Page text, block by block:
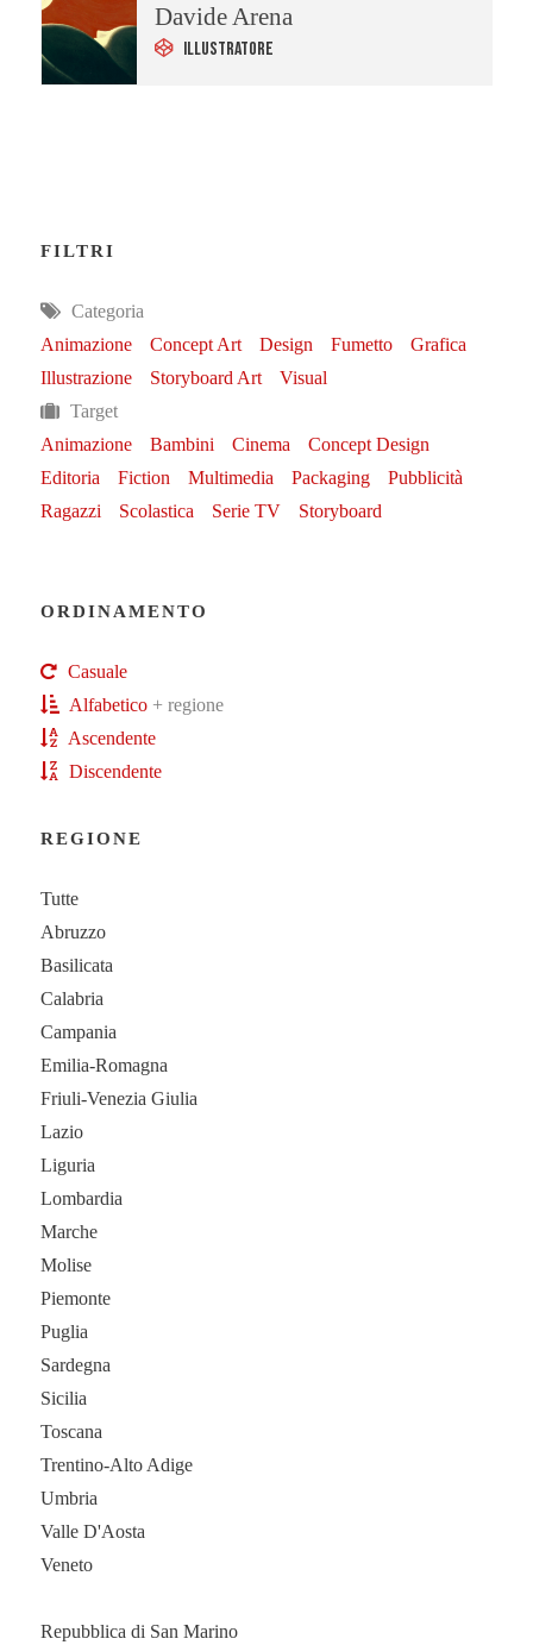
Davide Arena
Illustratore
FILTRI
Categoria
Animazione
Concept Art Design Fumetto
Grafica
Illustrazione
Storyboard Art
Visual
Target
Animazione
Bambini Cinema
Concept Design
Editoria
Fiction Multimedia Packaging
Pubblicità
Ragazzi
Scolastica Serie TV Storyboard
ORDINAMENTO
Casuale
Alfabetico + regione
Ascendente
Discendente
REGIONE
Tutte
Abruzzo
Basilicata
Calabria
Campania
Emilia-Romagna
Friuli-Venezia Giulia
Lazio
Liguria
Lombardia
Marche
Molise
Piemonte
Puglia
Sardegna
Sicilia
Toscana
Trentino-Alto Adige
Umbria
Valle D'Aosta
Veneto
Repubblica di San Marino